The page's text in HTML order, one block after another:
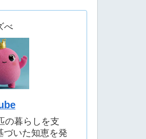
べ
の暮らしを支
づいた知恵を発